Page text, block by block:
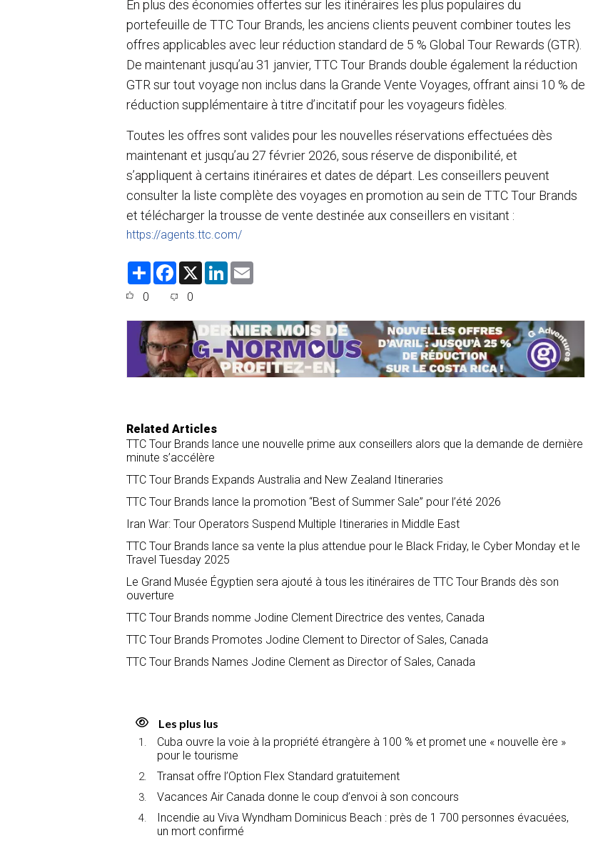
En plus des économies offertes sur les itinéraires les plus populaires du
portefeuille de TTC Tour Brands, les anciens clients peuvent combiner toutes les
offres applicables avec leur réduction standard de 5 % Global Tour Rewards (GTR).
De maintenant jusqu’au 31 janvier, TTC Tour Brands double également la réduction
GTR sur tout voyage non inclus dans la Grande Vente Voyages, offrant ainsi 10 % de
réduction supplémentaire à titre d’incitatif pour les voyageurs fidèles.
Toutes les offres sont valides pour les nouvelles réservations effectuées dès
maintenant et jusqu’au 27 février 2026, sous réserve de disponibilité, et
s’appliquent à certains itinéraires et dates de départ. Les conseillers peuvent
consulter la liste complète des voyages en promotion au sein de TTC Tour Brands
et télécharger la trousse de vente destinée aux conseillers en visitant :
https://agents.ttc.com/
S
F
e
o
o
k
X
L
d
I
n
0 0
Related Articles
TTC Tour Brands lance une nouvelle prime aux conseillers alors que la demande de dernière
minute s’accélère
TTC Tour Brands Expands Australia and New Zealand Itineraries
TTC Tour Brands lance la promotion “Best of Summer Sale” pour l’été 2026
Iran War: Tour Operators Suspend Multiple Itineraries in Middle East
TTC Tour Brands lance sa vente la plus attendue pour le Black Friday, le Cyber Monday et le
Travel Tuesday 2025
Le Grand Musée Égyptien sera ajouté à tous les itinéraires de TTC Tour Brands dès son
ouverture
TTC Tour Brands nomme Jodine Clement Directrice des ventes, Canada
TTC Tour Brands Promotes Jodine Clement to Director of Sales, Canada
TTC Tour Brands Names Jodine Clement as Director of Sales, Canada
Les plus lus
Cuba ouvre la voie à la propriété étrangère à 100 % et promet une « nouvelle ère »
pour le tourisme
Transat offre l’Option Flex Standard gratuitement
Vacances Air Canada donne le coup d’envoi à son concours
Incendie au Viva Wyndham Dominicus Beach : près de 1 700 personnes évacuées,
un mort confirmé